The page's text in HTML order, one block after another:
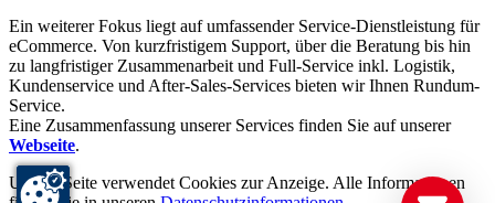
Ein weiterer Fokus liegt auf umfassender Service-Dienstleistung für
eCommerce. Von kurzfristigem Support, über die Beratung bis hin
zu langfristiger Zusammenarbeit und Full-Service inkl. Logistik,
Kundenservice und After-Sales-Services bieten wir Ihnen Rundum-
Service.
Eine Zusammenfassung unserer Services finden Sie auf unserer
Webseite.
Unsere Seite verwendet Cookies zur Anzeige. Alle Informationen